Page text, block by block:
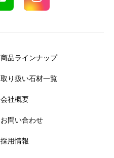
商品ラインナップ
取り扱い石材一覧
会社概要
お問い合わせ
採用情報